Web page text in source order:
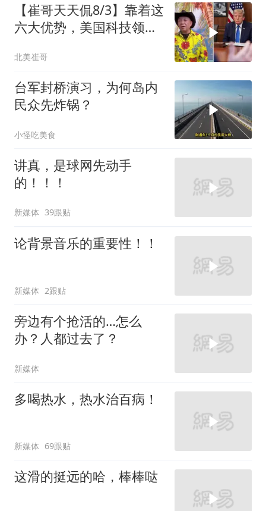
【崔哥天天侃8/3】靠着这
六大优势，美国科技领军
北美崔哥
台军封桥演习，为何岛内
民众先炸锅？
小怪吃美食
讲真，是球网先动手
的！！！
新媒体 39跟贴
论背景音乐的重要性！！
新媒体 2跟贴
旁边有个抢活的…怎么
办？人都过去了？
新媒体
多喝热水，热水治百病！
新媒体 69跟贴
这滑的挺远的哈，棒棒哒